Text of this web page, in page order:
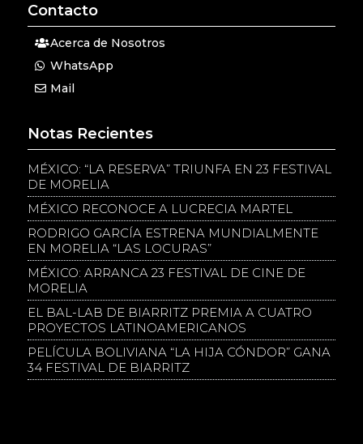
Contacto
Acerca de Nosotros
WhatsApp
Mail
Notas Recientes
MÉXICO: “LA RESERVA” TRIUNFA EN 23 FESTIVAL
DE MORELIA
MÉXICO RECONOCE A LUCRECIA MARTEL
RODRIGO GARCÍA ESTRENA MUNDIALMENTE
EN MORELIA “LAS LOCURAS”
MÉXICO: ARRANCA 23 FESTIVAL DE CINE DE
MORELIA
EL BAL-LAB DE BIARRITZ PREMIA A CUATRO
PROYECTOS LATINOAMERICANOS
PELÍCULA BOLIVIANA “LA HIJA CÓNDOR” GANA
34 FESTIVAL DE BIARRITZ